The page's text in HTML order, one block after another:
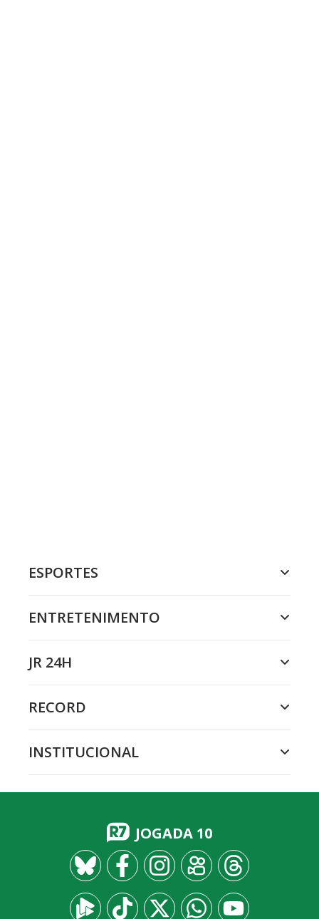
ESPORTES
ENTRETENIMENTO
JR 24H
RECORD
INSTITUCIONAL
JOGADA 10